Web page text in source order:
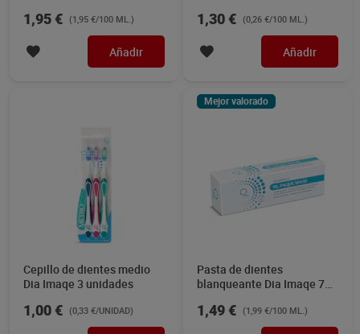
1,95 € (1,95 €/100 ML.)
Añadir
1,30 € (0,26 €/100 ML.)
Añadir
Cepillo de dientes medio
Dia Imaqe 3 unidades
1,00 € (0,33 €/UNIDAD)
Mejor valorado
Pasta de dientes
blanqueante Dia Imaqe 75
1,49 € (1,99 €/100 ML.)